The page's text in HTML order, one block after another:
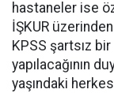
hastaneler ise
İŞKUR
KPSS şartsız
yapılacağının
yaşındaki